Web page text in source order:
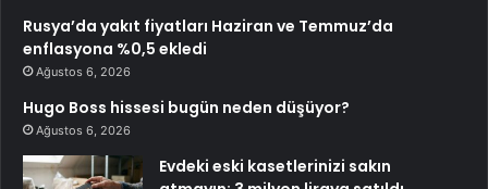
Rusya’da yakıt fiyatları Haziran ve Temmuz’da
enflasyona %0,5 ekledi
Ağustos 6, 2026
Hugo Boss hissesi bugün neden düşüyor?
Ağustos 6, 2026
Evdeki eski kasetlerinizi sakın